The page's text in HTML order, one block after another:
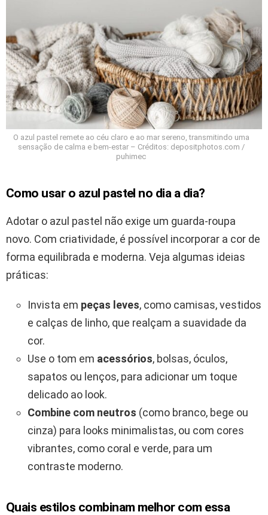
O azul pastel remete ao céu claro e ao mar sereno, transmitindo uma
sensação de calma e bem-estar – Créditos: depositphotos.com /
puhimec
Como usar o azul pastel no dia a dia?
Adotar o azul pastel não exige um guarda-roupa
novo. Com criatividade, é possível incorporar a cor de
forma equilibrada e moderna. Veja algumas ideias
práticas:
Invista em peças leves, como camisas, vestidos
e calças de linho, que realçam a suavidade da
cor.
Use o tom em acessórios, bolsas, óculos,
sapatos ou lenços, para adicionar um toque
delicado ao look.
Combine com neutros (como branco, bege ou
cinza) para looks minimalistas, ou com cores
vibrantes, como coral e verde, para um
contraste moderno.
Quais estilos combinam melhor com essa